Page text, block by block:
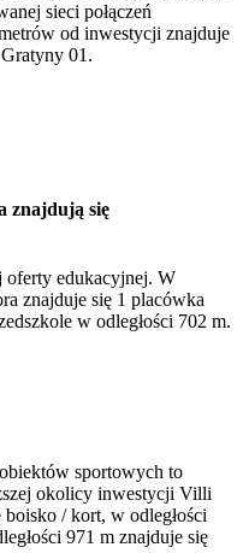
sieci połączeń
od inwestycji znajduje
01.
znajdują się
oferty edukacyjnej. W
znajduje się 1 placówka
w odległości 702 m.
sportowych to
okolicy inwestycji Villi
/ kort, w odległości
971 m znajduje się